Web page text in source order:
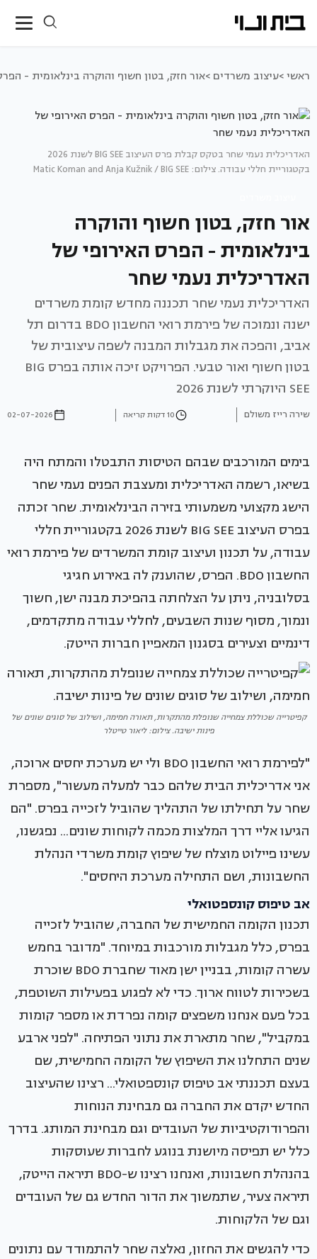
ראשי >עיצוב משרדים >אור חזק, בטון חשוף והוקרה בינלאומית -
האדריכלית נעמי שחר בטקס קבלת פרס העיצוב BIG SEE לשנת 2026
בקטגוריית חללי עבודה. צילום: Matic Koman and Anja Kužnik / BIG SEE
אור חזק, בטון חשוף והוקרה
בינלאומית - הפרס האירופי של
האדריכלית נעמי שחר
האדריכלית נעמי שחר תכננה מחדש קומת משרדים
ישנה ונמוכה של פירמת רואי החשבון BDO בדרום תל
אביב, והפכה את מגבלות המבנה לשפה עיצובית של
בטון חשוף ואור טבעי. הפרויקט זיכה אותה בפרס BIG
SEE היוקרתי לשנת 2026
שירה רייז משולם 10 דקות קריאה 02-07-2026
בימים המורכבים שבהם הטיסות התבטלו והמתח היה
בשיאו, רשמה האדריכלית ומעצבת הפנים נעמי שחר
הישג מקצועי משמעותי בזירה הבינלאומית. שחר זכתה
בפרס העיצוב BIG SEE לשנת 2026 בקטגוריית חללי
עבודה, על תכנון ועיצוב קומת המשרדים של פירמת רואי
החשבון BDO. הפרס, שהוענק לה באירוע חגיגי
בסלובניה, ניתן על הצלחתה בהפיכת מבנה ישן, חשוך
ונמוך, מסוף שנות השבעים, לחללי עבודה מתקדמים,
דינמיים וצעירים בסגנון המאפיין חברות הייטק.
קפיטרייה שכוללת צמחייה שנופלת מהתקרות, תאורה חמימה, ושילוב של סוגים שונים של
פינות ישיבה. צילום: ליאור טייטלר
"לפירמת רואי החשבון BDO ולי יש מערכת יחסים ארוכה,
אני אדריכלית הבית שלהם כבר למעלה מעשור", מספרת
שחר על תחילתו של התהליך שהוביל לזכייה בפרס. "הם
הגיעו אליי דרך המלצות מכמה לקוחות שונים... נפגשנו,
עשינו פיילוט מוצלח של שיפוץ קומת משרדי הנהלת
החשבונות, ושם התחילה מערכת היחסים".
אב טיפוס קונספטואלי
תכנון הקומה החמישית של החברה, שהוביל לזכייה
בפרס, כלל מגבלות מורכבות במיוחד. "מדובר בחמש
עשרה קומות, בבניין ישן מאוד שחברת BDO שוכרת
בשכירות לטווח ארוך. כדי לא לפגוע בפעילות השוטפת,
בכל פעם אנחנו משפצים קומה נפרדת או מספר קומות
במקביל", שחר מתארת את נתוני הפתיחה. "לפני ארבע
שנים התחלנו את השיפוץ של הקומה החמישית, שם
בעצם תכננתי אב טיפוס קונספטואלי... רצינו שהעיצוב
החדש יקדם את החברה גם מבחינת הנוחות
והפרודוקטיביות של העובדים וגם מבחינת המותג. בדרך
כלל יש תפיסה מיושנת בנוגע לחברות שעוסקות
בהנהלת חשבונות, ואנחנו רצינו ש-BDO תיראה הייטק,
תיראה צעיר, שתמשוך את הדור החדש גם של העובדים
וגם של הלקוחות.
כדי להגשים את החזון, נאלצה שחר להתמודד עם נתונים